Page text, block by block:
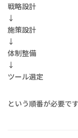
戦略設計
↓
施策設計
↓
体制整備
↓
ツール選定
という順番が必要です